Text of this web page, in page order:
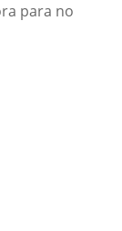
para no